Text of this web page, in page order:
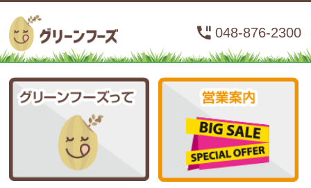
048-876-2300